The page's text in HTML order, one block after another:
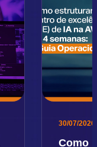
30/07/2026
Como